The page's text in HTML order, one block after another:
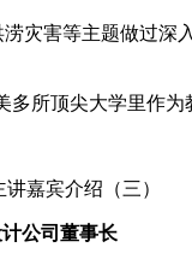
害等主题做过深
顶尖大学里作为
公司董事长